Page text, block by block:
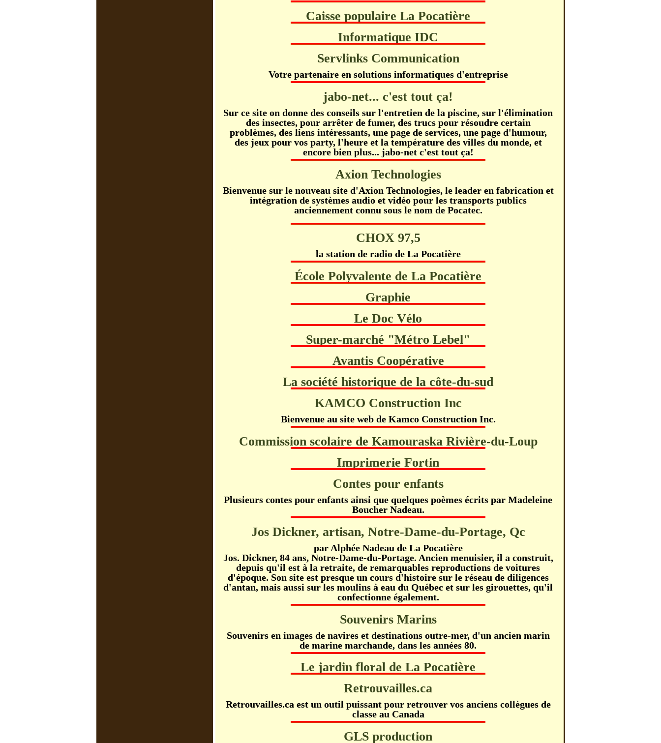
Caisse populaire La Pocatière
Informatique IDC
Servlinks Communication
Votre partenaire en solutions informatiques d'entreprise
jabo-net... c'est tout ça!
Sur ce site on donne des conseils sur l'entretien de la piscine, sur l'élimination
des insectes, pour arrêter de fumer, des trucs pour résoudre certain
problèmes, des liens intéressants, une page de services, une page d'humour,
des jeux pour vos party, l'heure et la température des villes du monde, et
encore bien plus... jabo-net c'est tout ça!
Axion Technologies
Bienvenue sur le nouveau site d'Axion Technologies, le leader en fabrication et
intégration de systèmes audio et vidéo pour les transports publics
anciennement connu sous le nom de Pocatec.
CHOX 97,5
la station de radio de La Pocatière
École Polyvalente de La Pocatière
Graphie
Le Doc Vélo
Super-marché "Métro Lebel"
Avantis Coopérative
La société historique de la côte-du-sud
KAMCO Construction Inc
Bienvenue au site web de Kamco Construction Inc.
Commission scolaire de Kamouraska Rivière-du-Loup
Imprimerie Fortin
Contes pour enfants
Plusieurs contes pour enfants ainsi que quelques poèmes écrits par Madeleine
Boucher Nadeau.
Jos Dickner, artisan, Notre-Dame-du-Portage, Qc
par Alphée Nadeau de La Pocatière
Jos. Dickner, 84 ans, Notre-Dame-du-Portage. Ancien menuisier, il a construit,
depuis qu'il est à la retraite, de remarquables reproductions de voitures
d'époque. Son site est presque un cours d'histoire sur le réseau de diligences
d'antan, mais aussi sur les moulins à eau du Québec et sur les girouettes, qu'il
confectionne également.
Souvenirs Marins
Souvenirs en images de navires et destinations outre-mer, d'un ancien marin
de marine marchande, dans les années 80.
Le jardin floral de La Pocatière
Retrouvailles.ca
Retrouvailles.ca est un outil puissant pour retrouver vos anciens collègues de
classe au Canada
GLS production